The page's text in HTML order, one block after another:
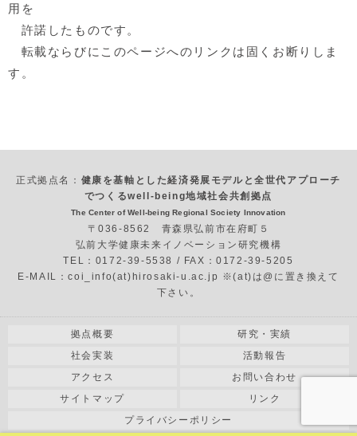
用を
許諾したものです。
転載ならびにこのページへのリンクは固くお断りしま
す。
正式拠点名： 健康を基軸とした経済発展モデルと全世代アプローチ
でつくるwell-being地域社会共創拠点
The Center of Well-being Regional Society Innovation
〒036-8562 青森県弘前市在府町５
弘前大学健康未来イノベーション研究機構
TEL：0172-39-5538 / FAX：0172-39-5205
E-MAIL：coi_info(at)hirosaki-u.ac.jp ※(at)は@に置き換えて
下さい。
拠点概要
研究・実績
社会実装
活動報告
アクセス
お問い合わせ
サイトマップ
リンク
プライバシーポリシー